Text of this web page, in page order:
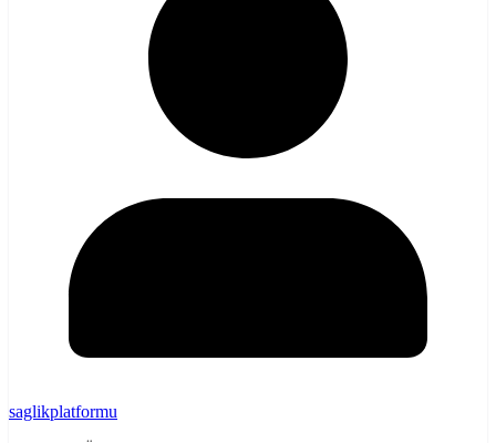
saglikplatformu